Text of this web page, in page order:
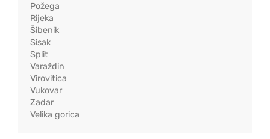
Požega
Rijeka
Šibenik
Sisak
Split
Varaždin
Virovitica
Vukovar
Zadar
Velika gorica